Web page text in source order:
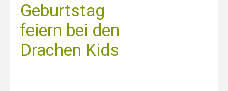
Geburtstag
feiern bei den
Drachen Kids